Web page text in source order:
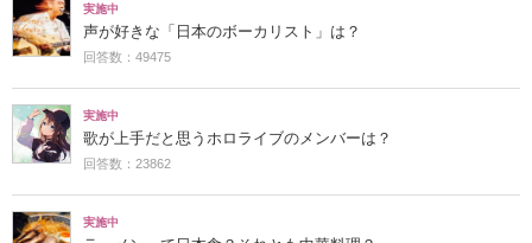
実施中
声が好きな「日本のボーカリスト」は？
回答数：49475
実施中
歌が上手だと思うホロライブのメンバーは？
回答数：23862
実施中